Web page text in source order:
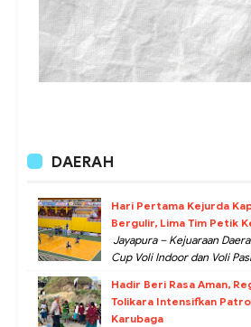
DAERAH
Hari Pertama Kejurda
Bergulir, Lima Tim Petik
Jayapura – Kejuaraan
Cup Voli Indoor dan Voli
Hadir Beri Rasa Aman,
Tolikara Intensifkan
Karubaga